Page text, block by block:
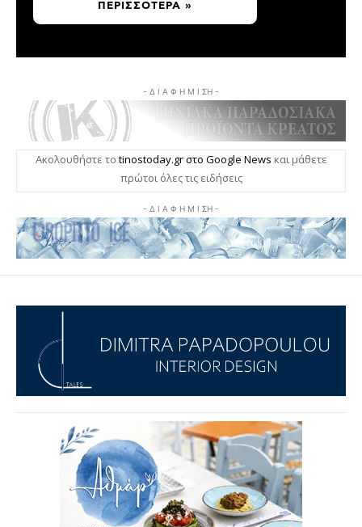
ΠΕΡΙΣΣΌΤΕΡΑ »
- Δ Ι Α Φ Η Μ Ι ΣΗ -
Ακολουθήστε το tinostoday.gr στο Google News και μάθετε
πρώτοι όλες τις ειδήσεις
- Δ Ι Α Φ Η Μ Ι ΣΗ -